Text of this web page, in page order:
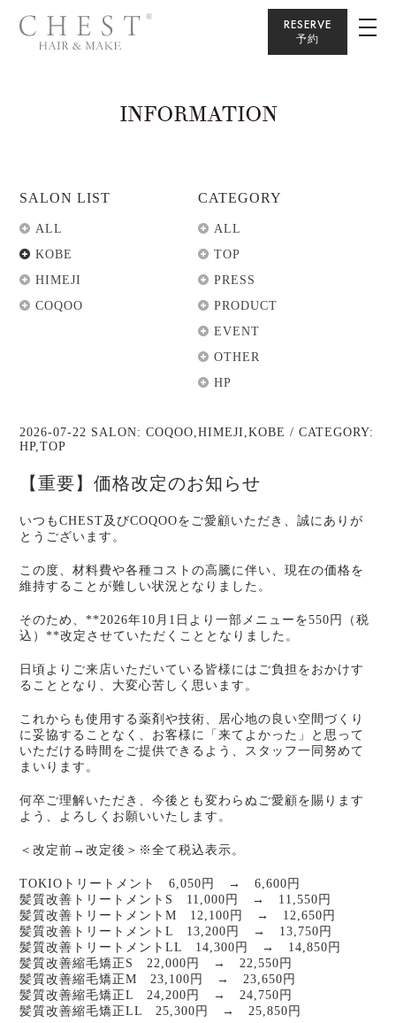
RESERVE
予約
INFORMATION
SALON LIST
ALL
KOBE
HIMEJI
COQOO
CATEGORY
ALL
TOP
PRESS
PRODUCT
EVENT
OTHER
HP
2026-07-22 SALON:COQOO ,HIMEJI ,KOBE / CATEGORY:
HP,TOP
【重要】価格改定のお知らせ
いつもCHEST及びCOQOOをご愛顧いただき、誠にありが
とうございます。
この度、材料費や各種コストの高騰に伴い、現在の価格を
維持することが難しい状況となりました。
そのため、**2026年10月1日より一部メニューを550円（税
込）**改定させていただくこととなりました。
日頃よりご来店いただいている皆様にはご負担をおかけす
ることとなり、大変心苦しく思います。
これからも使用する薬剤や技術、居心地の良い空間づくり
に妥協することなく、お客様に「来てよかった」と思って
いただける時間をご提供できるよう、スタッフ一同努めて
まいります。
何卒ご理解いただき、今後とも変わらぬご愛顧を賜ります
よう、よろしくお願いいたします。
＜改定前→改定後＞※全て税込表示。
TOKIOトリートメント 6,050円 → 6,600円
髪質改善トリートメントS 11,000円 → 11,550円
髪質改善トリートメントM 12,100円 → 12,650円
髪質改善トリートメントL 13,200円 → 13,750円
髪質改善トリートメントLL 14,300円 → 14,850円
髪質改善縮毛矯正S 22,000円 → 22,550円
髪質改善縮毛矯正M 23,100円 → 23,650円
髪質改善縮毛矯正L 24,200円 → 24,750円
髪質改善縮毛矯正LL 25,300円 → 25,850円